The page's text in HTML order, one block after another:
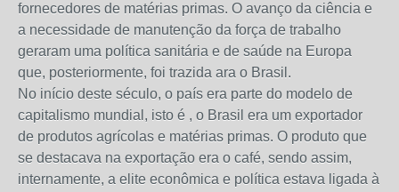
fornecedores de matérias primas. O avanço da ciência e
a necessidade de manutenção da força de trabalho
geraram uma política sanitária e de saúde na Europa
que, posteriormente, foi trazida ara o Brasil.
No início deste século, o país era parte do modelo de
capitalismo mundial, isto é , o Brasil era um exportador
de produtos agrícolas e matérias primas. O produto que
se destacava na exportação era o café, sendo assim,
internamente, a elite econômica e política estava ligada à